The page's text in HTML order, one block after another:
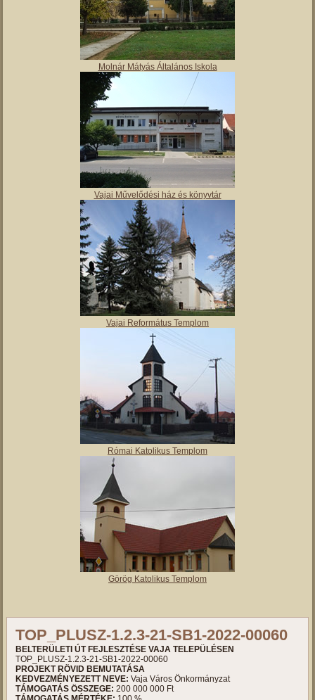
Molnár Mátyás Általános Iskola
Vajai Művelődési ház és könyvtár
Vajai Református Templom
Római Katolikus Templom
Görög Katolikus Templom
TOP_PLUSZ-1.2.3-21-SB1-2022-00060
BELTERÜLETI ÚT FEJLESZTÉSE VAJA TELEPÜLÉSEN
TOP_PLUSZ-1.2.3-21-SB1-2022-00060
PROJEKT RÖVID BEMUTATÁSA
KEDVEZMÉNYEZETT NEVE: Vaja Város Önkormányzat
TÁMOGATÁS ÖSSZEGE: 200 000 000 Ft